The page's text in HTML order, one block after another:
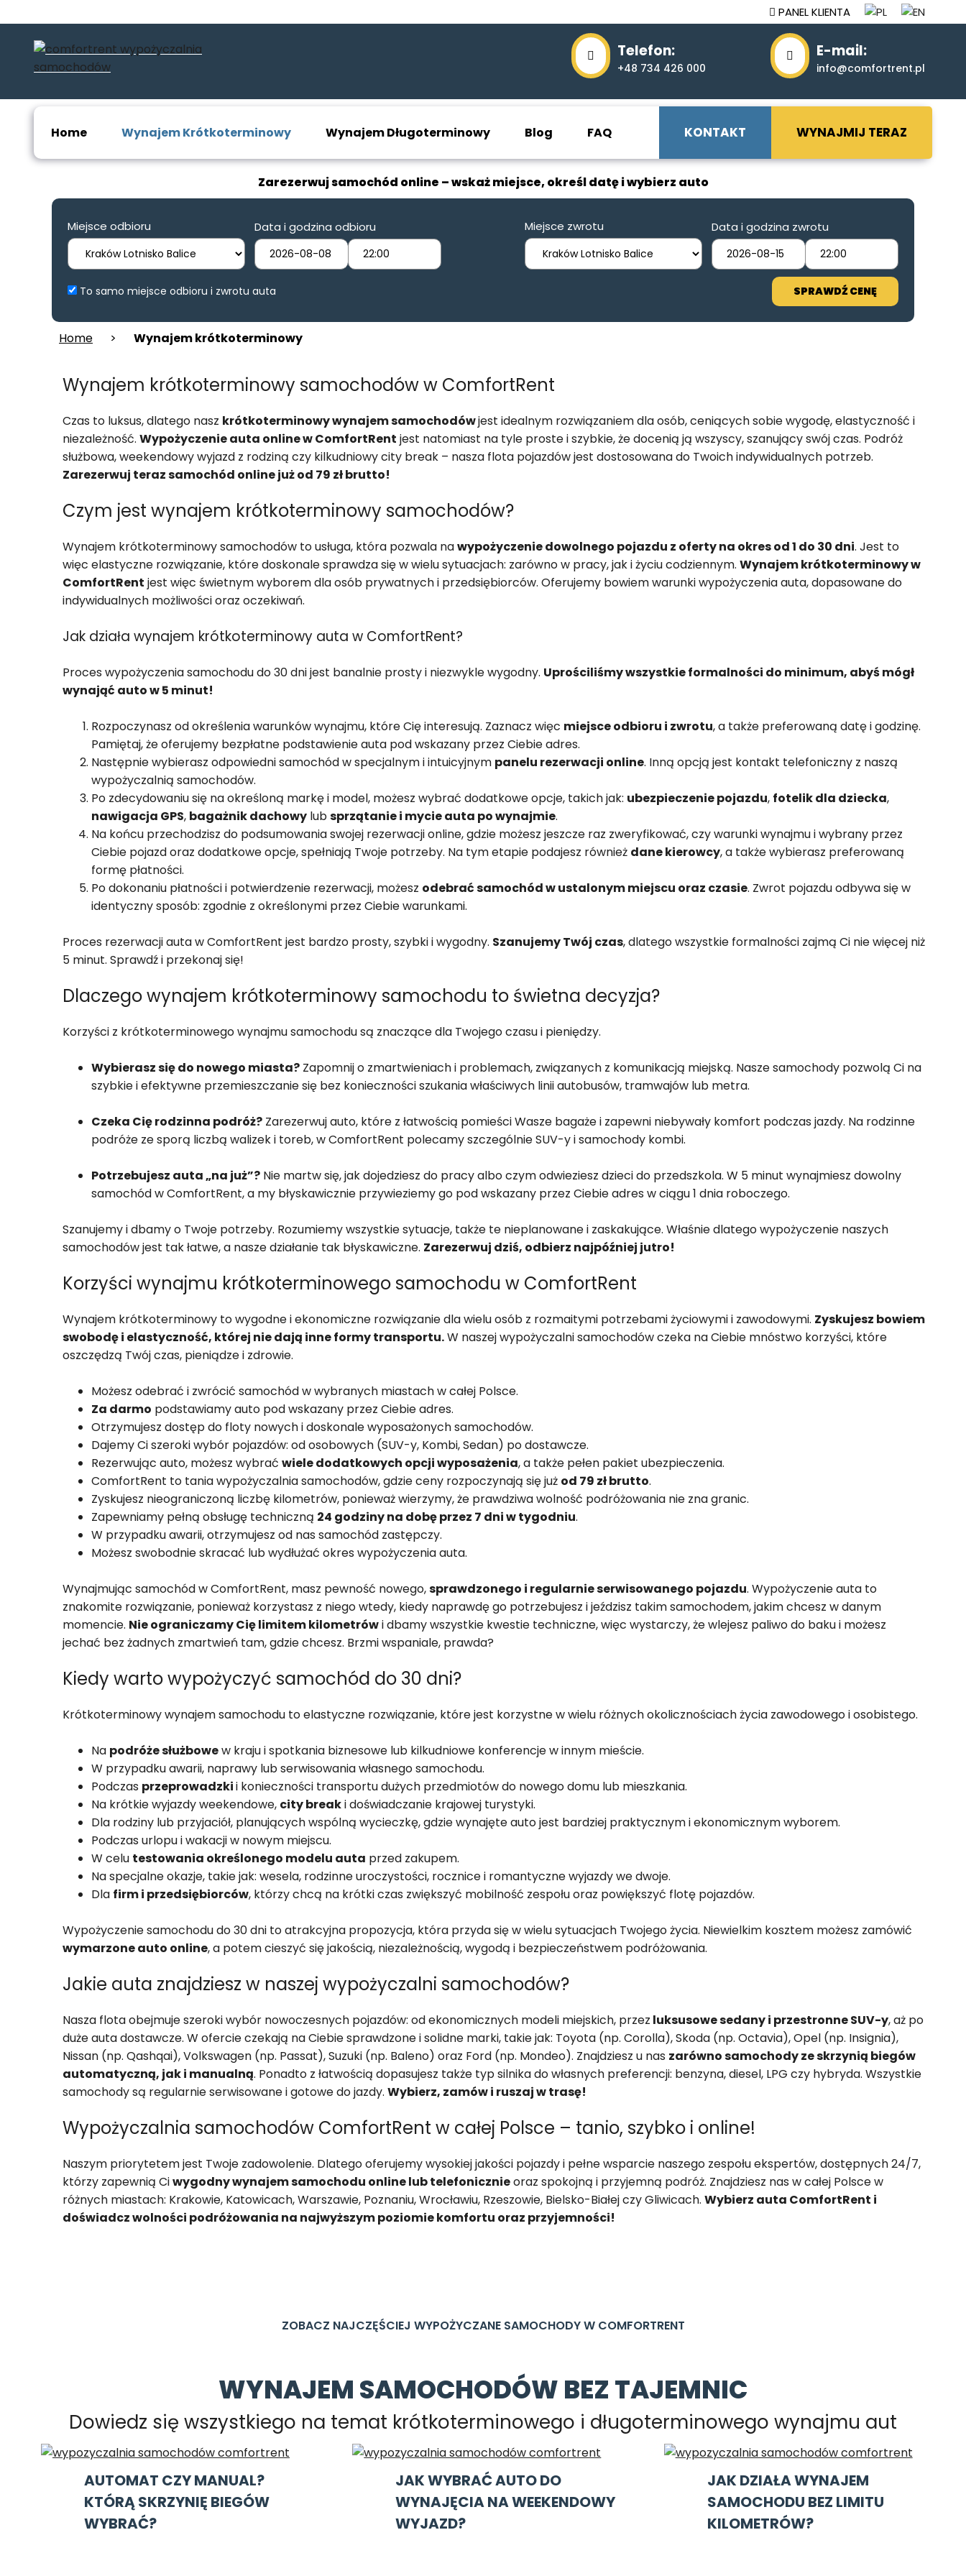
PANEL KLIENTA
Telefon:
+48 734 426 000
E-mail:
info@comfortrent.pl
Home Wynajem Krótkoterminowy Wynajem Długoterminowy Blog FAQ WYNAJMIJ TERAZ
KONTAKT
Zarezerwuj samochód online – wskaż miejsce, określ datę i wybierz auto
Miejsce odbioru Data i godzina odbioru Miejsce zwrotu Data i godzina zwrotu
To samo miejsce odbioru i zwrotu auta SPRAWDŹ CENĘ
Home > Wynajem krótkoterminowy
Wynajem krótkoterminowy samochodów w ComfortRent
Czas to luksus, dlatego nasz krótkoterminowy wynajem samochodówjest idealnym rozwiązaniem dla osób, ceniących sobie wygodę, elastyczność i
niezależność. Wypożyczenie auta online w ComfortRent jest natomiast na tyle proste i szybkie, że docenią ją wszyscy, szanujący swój czas. Podróż
służbowa, weekendowy wyjazd z rodziną czy kilkudniowy city break – nasza flota pojazdów jest dostosowana do Twoich indywidualnych potrzeb.
Zarezerwuj teraz samochód online już od 79 zł brutto!
Czym jest wynajem krótkoterminowy samochodów?
Wynajem krótkoterminowy samochodów to usługa, która pozwala nawypożyczenie dowolnego pojazdu z oferty na okres od 1 do 30 dni. Jest to
więc elastyczne rozwiązanie, które doskonale sprawdza się w wielu sytuacjach: zarówno w pracy, jak i życiu codziennym. Wynajem krótkoterminowy w
ComfortRent jest więc świetnym wyborem dla osób prywatnych i przedsiębiorców. Oferujemy bowiem warunki wypożyczenia auta, dopasowane do
indywidualnych możliwości oraz oczekiwań.
Jak działa wynajem krótkoterminowy auta w ComfortRent?
Proces wypożyczenia samochodu do 30 dni jest banalnie prosty i niezwykle wygodny. Uprościliśmy wszystkie formalności do minimum, abyś mógł
wynająć auto w 5 minut!
Rozpoczynasz od określenia warunków wynajmu, które Cię interesują. Zaznacz więc miejsce odbioru i zwrotu, a także preferowaną datę i godzinę.
Pamiętaj, że oferujemy bezpłatne podstawienie auta pod wskazany przez Ciebie adres.
Następnie wybierasz odpowiedni samochód w specjalnym i intuicyjnym panelu rezerwacji online. Inną opcją jest kontakt telefoniczny z naszą
wypożyczalnią samochodów.
Po zdecydowaniu się na określoną markę i model, możesz wybrać dodatkowe opcje, takich jak: ubezpieczenie pojazdu, fotelik dla dziecka,
nawigacja GPS, bagażnik dachowy lubsprzątanie i mycie auta po wynajmie.
Na końcu przechodzisz do podsumowania swojej rezerwacji online, gdzie możesz jeszcze raz zweryfikować, czy warunki wynajmu i wybrany przez
Ciebie pojazd oraz dodatkowe opcje, spełniają Twoje potrzeby. Na tym etapie podajesz również dane kierowcy, a także wybierasz preferowaną
formę płatności.
Po dokonaniu płatności i potwierdzenie rezerwacji, możesz odebrać samochód w ustalonym miejscu oraz czasie. Zwrot pojazdu odbywa się w
identyczny sposób: zgodnie z określonymi przez Ciebie warunkami.
Proces rezerwacji auta w ComfortRent jest bardzo prosty, szybki i wygodny. Szanujemy Twój czas, dlatego wszystkie formalności zajmą Ci nie więcej niż
5 minut. Sprawdź i przekonaj się!
Dlaczego wynajem krótkoterminowy samochodu to świetna decyzja?
Korzyści z krótkoterminowego wynajmu samochodu są znaczące dla Twojego czasu i pieniędzy.
Wybierasz się do nowego miasta? Zapomnij o zmartwieniach i problemach, związanych z komunikacją miejską. Nasze samochody pozwolą Ci na
szybkie i efektywne przemieszczanie się bez konieczności szukania właściwych linii autobusów, tramwajów lub metra.
Czeka Cię rodzinna podróż? Zarezerwuj auto, które z łatwością pomieści Wasze bagaże i zapewni niebywały komfort podczas jazdy. Na rodzinne
podróże ze sporą liczbą walizek i toreb, w ComfortRent polecamy szczególnie SUV-y i samochody kombi.
Potrzebujesz auta „na już”? Nie martw się, jak dojedziesz do pracy albo czym odwieziesz dzieci do przedszkola. W 5 minut wynajmiesz dowolny
samochód w ComfortRent, a my błyskawicznie przywieziemy go pod wskazany przez Ciebie adres w ciągu 1 dnia roboczego.
Szanujemy i dbamy o Twoje potrzeby. Rozumiemy wszystkie sytuacje, także te nieplanowane i zaskakujące. Właśnie dlatego wypożyczenie naszych
samochodów jest tak łatwe, a nasze działanie tak błyskawiczne. Zarezerwuj dziś, odbierz najpóźniej jutro!
Korzyści wynajmu krótkoterminowego samochodu w ComfortRent
Wynajem krótkoterminowy to wygodne i ekonomiczne rozwiązanie dla wielu osób z rozmaitymi potrzebami życiowymi i zawodowymi. Zyskujesz bowiem
swobodę i elastyczność, której nie dają inne formy transportu.W naszej wypożyczalni samochodów czeka na Ciebie mnóstwo korzyści, które
oszczędzą Twój czas, pieniądze i zdrowie.
Możesz odebrać i zwrócić samochód w wybranych miastach w całej Polsce.
Za darmo podstawiamy auto pod wskazany przez Ciebie adres.
Otrzymujesz dostęp do floty nowych i doskonale wyposażonych samochodów.
Dajemy Ci szeroki wybór pojazdów: od osobowych (SUV-y, Kombi, Sedan) po dostawcze.
Rezerwując auto, możesz wybrać wiele dodatkowych opcji wyposażenia, a także pełen pakiet ubezpieczenia.
ComfortRent to tania wypożyczalnia samochodów, gdzie ceny rozpoczynają się już od 79 zł brutto.
Zyskujesz nieograniczoną liczbę kilometrów, ponieważ wierzymy, że prawdziwa wolność podróżowania nie zna granic.
Zapewniamy pełną obsługę techniczną 24 godziny na dobę przez 7 dni w tygodniu.
W przypadku awarii, otrzymujesz od nas samochód zastępczy.
Możesz swobodnie skracać lub wydłużać okres wypożyczenia auta.
Wynajmując samochód w ComfortRent, masz pewność nowego,sprawdzonego i regularnie serwisowanego pojazdu. Wypożyczenie auta to
znakomite rozwiązanie, ponieważ korzystasz z niego wtedy, kiedy naprawdę go potrzebujesz i jeździsz takim samochodem, jakim chcesz w danym
momencie. Nie ograniczamy Cię limitem kilometrówi dbamy wszystkie kwestie techniczne, więc wystarczy, że wlejesz paliwo do baku i możesz
jechać bez żadnych zmartwień tam, gdzie chcesz. Brzmi wspaniale, prawda?
Kiedy warto wypożyczyć samochód do 30 dni?
Krótkoterminowy wynajem samochodu to elastyczne rozwiązanie, które jest korzystne w wielu różnych okolicznościach życia zawodowego i osobistego.
Na podróże służbowew kraju i spotkania biznesowe lub kilkudniowe konferencje w innym mieście.
W przypadku awarii, naprawy lub serwisowania własnego samochodu.
Podczas przeprowadzkii konieczności transportu dużych przedmiotów do nowego domu lub mieszkania.
Na krótkie wyjazdy weekendowe, city breaki doświadczanie krajowej turystyki.
Dla rodziny lub przyjaciół, planujących wspólną wycieczkę, gdzie wynajęte auto jest bardziej praktycznym i ekonomicznym wyborem.
Podczas urlopu i wakacji w nowym miejscu.
W celu testowania określonego modelu auta przed zakupem.
Na specjalne okazje, takie jak: wesela, rodzinne uroczystości, rocznice i romantyczne wyjazdy we dwoje.
Dla firm i przedsiębiorców, którzy chcą na krótki czas zwiększyć mobilność zespołu oraz powiększyć flotę pojazdów.
Wypożyczenie samochodu do 30 dni to atrakcyjna propozycja, która przyda się w wielu sytuacjach Twojego życia. Niewielkim kosztem możesz zamówić
wymarzone auto online, a potem cieszyć się jakością, niezależnością, wygodą i bezpieczeństwem podróżowania.
Jakie auta znajdziesz w naszej wypożyczalni samochodów?
Nasza flota obejmuje szeroki wybór nowoczesnych pojazdów: od ekonomicznych modeli miejskich, przez luksusowe sedany i przestronne SUV-y, aż po
duże auta dostawcze. W ofercie czekają na Ciebie sprawdzone i solidne marki, takie jak: Toyota (np. Corolla), Skoda (np. Octavia), Opel (np. Insignia),
Nissan (np. Qashqai), Volkswagen (np. Passat), Suzuki (np. Baleno) oraz Ford (np. Mondeo). Znajdziesz u nas zarówno samochody ze skrzynią biegów
automatyczną, jak i manualną. Ponadto z łatwością dopasujesz także typ silnika do własnych preferencji: benzyna, diesel, LPG czy hybryda. Wszystkie
samochody są regularnie serwisowane i gotowe do jazdy. Wybierz, zamów i ruszaj w trasę!
Wypożyczalnia samochodów ComfortRent w całej Polsce – tanio, szybko i online!
Naszym priorytetem jest Twoje zadowolenie. Dlatego oferujemy wysokiej jakości pojazdy i pełne wsparcie naszego zespołu ekspertów, dostępnych 24/7,
którzy zapewnią Ciwygodny wynajem samochodu online lub telefonicznieoraz spokojną i przyjemną podróż. Znajdziesz nas w całej Polsce w
różnych miastach: Krakowie, Katowicach, Warszawie, Poznaniu, Wrocławiu, Rzeszowie, Bielsko-Białej czy Gliwicach. Wybierz auta ComfortRent i
doświadcz wolności podróżowania na najwyższym poziomie komfortu oraz przyjemności!
ZOBACZ NAJCZĘŚCIEJ WYPOŻYCZANE SAMOCHODY W COMFORTRENT
WYNAJEM SAMOCHODÓW BEZ TAJEMNIC
Dowiedz się wszystkiego na temat krótkoterminowego i długoterminowego wynajmu aut
AUTOMAT CZY MANUAL?
KTÓRĄ SKRZYNIĘ BIEGÓW
WYBRAĆ?
JAK WYBRAĆ AUTO DO
WYNAJĘCIA NA WEEKENDOWY
WYJAZD?
JAK DZIAŁA WYNAJEM
SAMOCHODU BEZ LIMITU
KILOMETRÓW?